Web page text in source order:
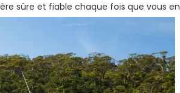
sûre et fiable chaque fois que vous